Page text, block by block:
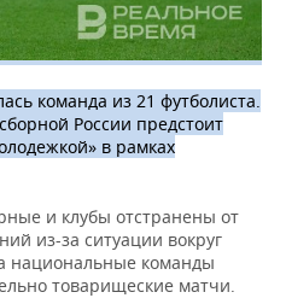
команда из 21 футболиста.
России предстоит
в рамках
и клубы отстранены от
из-за ситуации вокруг
национальные команды
товарищеские матчи.